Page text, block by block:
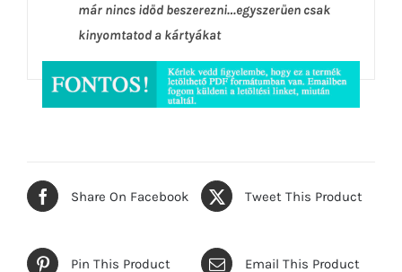
már nincs időd beszerezni…egyszerűen csak
kinyomtatod a kártyákat
Share On Facebook Tweet This Product
Pin This Product Email This Product